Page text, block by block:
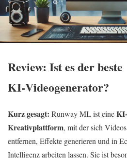
Review: Ist es der beste
KI‑Videogenerator?
Kurz gesagt: Runway ML ist eine
Kreativplattform, mit der sich
entfernen, Effekte generieren und in
Intelligenz arbeiten lassen. Sie ist